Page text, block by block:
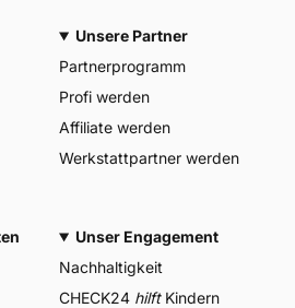
Unsere Partner
Partnerprogramm
Profi werden
Affiliate werden
Werkstattpartner werden
Unser Engagement
Nachhaltigkeit
CHECK24 hilftKindern